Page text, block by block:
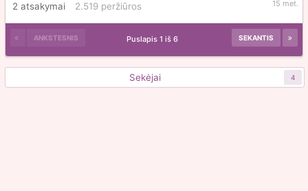
2 atsakymai 2.519 peržiūros
2010
ANKSTESNIS SEKANTIS
Puslapis 1 iš 6
Sekėjai 4